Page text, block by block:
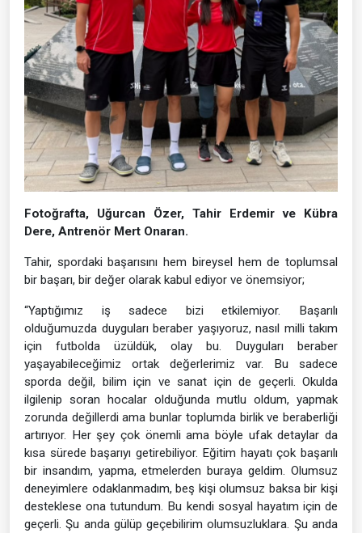
Fotoğrafta, Uğurcan Özer, Tahir Erdemir ve Kübra
Dere, Antrenör Mert Onaran.
Tahir, spordaki başarısını hem bireysel hem de toplumsal
bir başarı, bir değer olarak kabul ediyor ve önemsiyor;
“Yaptığımız iş sadece bizi etkilemiyor. Başarılı
olduğumuzda duyguları beraber yaşıyoruz, nasıl milli takım
için futbolda üzüldük, olay bu. Duyguları beraber
yaşayabileceğimiz ortak değerlerimiz var. Bu sadece
sporda değil, bilim için ve sanat için de geçerli. Okulda
ilgilenip soran hocalar olduğunda mutlu oldum, yapmak
zorunda değillerdi ama bunlar toplumda birlik ve beraberliği
artırıyor. Her şey çok önemli ama böyle ufak detaylar da
kısa sürede başarıyı getirebiliyor. Eğitim hayatı çok başarılı
bir insandım, yapma, etmelerden buraya geldim. Olumsuz
deneyimlere odaklanmadım, beş kişi olumsuz baksa bir kişi
desteklese ona tutundum. Bu kendi sosyal hayatım için de
geçerli. Şu anda gülüp geçebilirim olumsuzluklara. Şu anda